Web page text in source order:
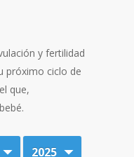
y fertilidad
próximo ciclo de
que,